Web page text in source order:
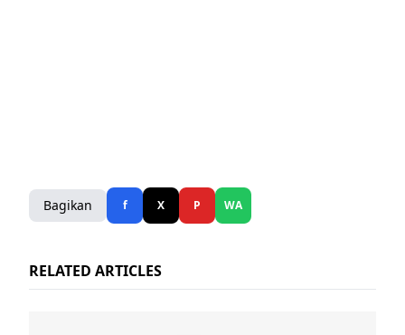
Bagikan f X P WA
RELATED ARTICLES